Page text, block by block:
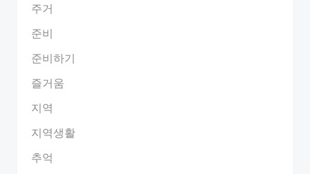
주거
준비
준비하기
즐거움
지역
지역생활
추억